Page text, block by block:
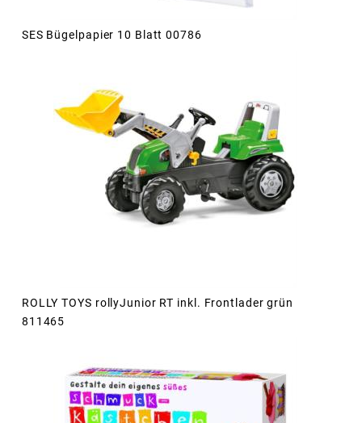
SES Bügelpapier 10 Blatt 00786
ROLLY TOYS rollyJunior RT inkl. Frontlader grün
811465